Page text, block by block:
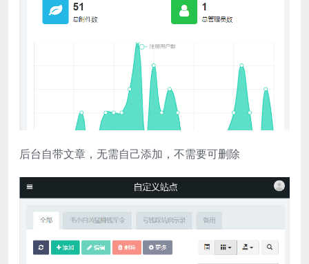
后台自带文章，无需自己添加，不需要可删除